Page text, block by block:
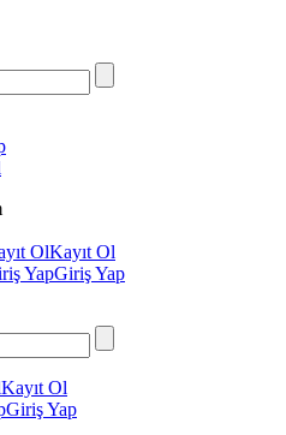
Kayıt Ol
Giriş Yap
Kayıt Ol
Giriş Yap